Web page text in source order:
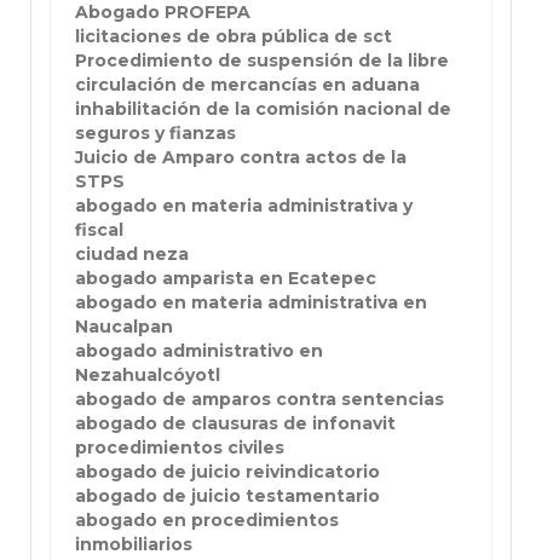
Abogado PROFEPA
licitaciones de obra pública de sct
Procedimiento de suspensión de la libre
circulación de mercancías en aduana
inhabilitación de la comisión nacional de
seguros y fianzas
Juicio de Amparo contra actos de la
STPS
abogado en materia administrativa y
fiscal
ciudad neza
abogado amparista en Ecatepec
abogado en materia administrativa en
Naucalpan
abogado administrativo en
Nezahualcóyotl
abogado de amparos contra sentencias
abogado de clausuras de infonavit
procedimientos civiles
abogado de juicio reivindicatorio
abogado de juicio testamentario
abogado en procedimientos
inmobiliarios